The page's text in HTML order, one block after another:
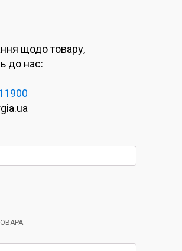
щодо товару,
до нас: